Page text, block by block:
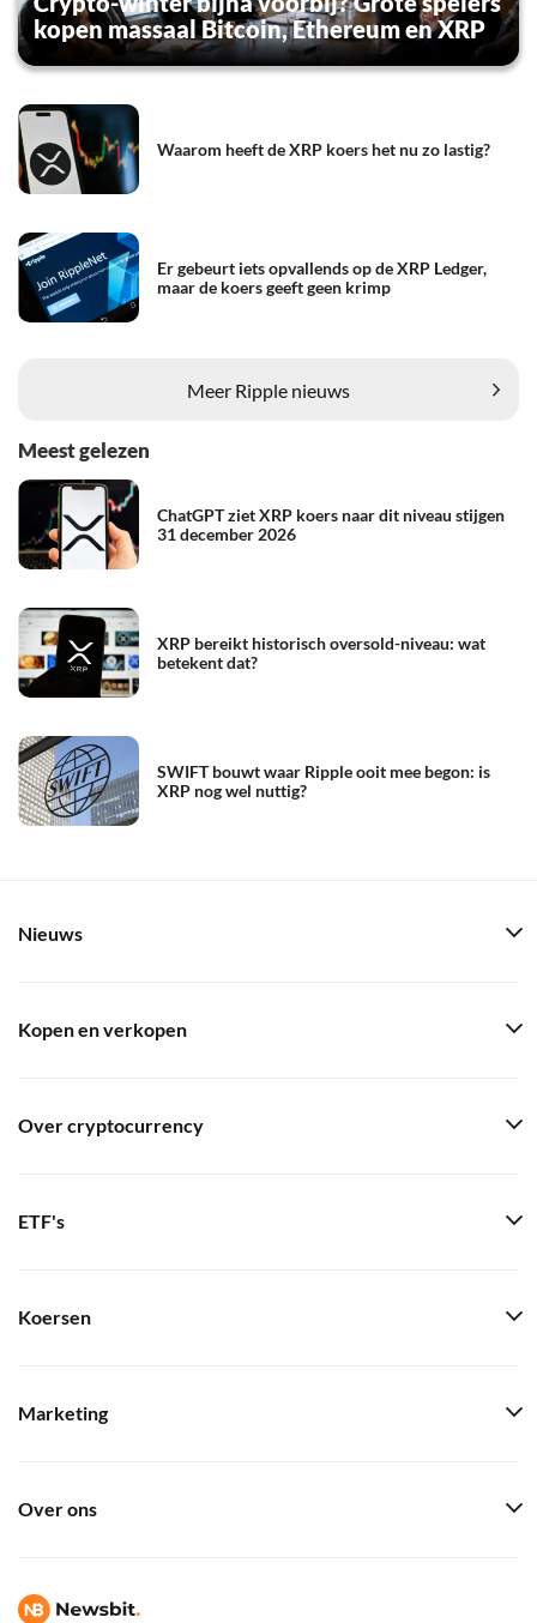
kopen massaal Bitcoin, Ethereum en XRP
Waarom heeft de XRP koers het nu zo lastig?
Er gebeurt iets opvallends op de XRP Ledger,
maar de koers geeft geen krimp
Meer Ripple nieuws
Meest gelezen
ChatGPT ziet XRP koers naar dit niveau stijgen
31 december 2026
XRP bereikt historisch oversold-niveau: wat
betekent dat?
SWIFT bouwt waar Ripple ooit mee begon: is
XRP nog wel nuttig?
Nieuws
Kopen en verkopen
Over cryptocurrency
ETF's
Koersen
Marketing
Over ons